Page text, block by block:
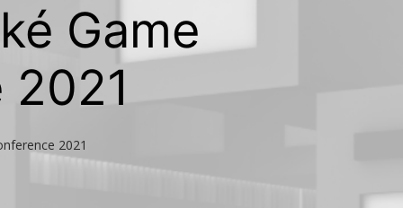
Game
2021